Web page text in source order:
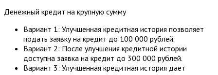
Денежный кредит на крупную сумму
Вариант 1: Улучшенная кредитная история позволяет
подать заявку на кредит до 100 000 рублей.
Вариант 2: После улучшения кредитной истории
доступна заявка на кредит до 300 000 рублей.
Вариант 3: Улучшенная кредитная история дает